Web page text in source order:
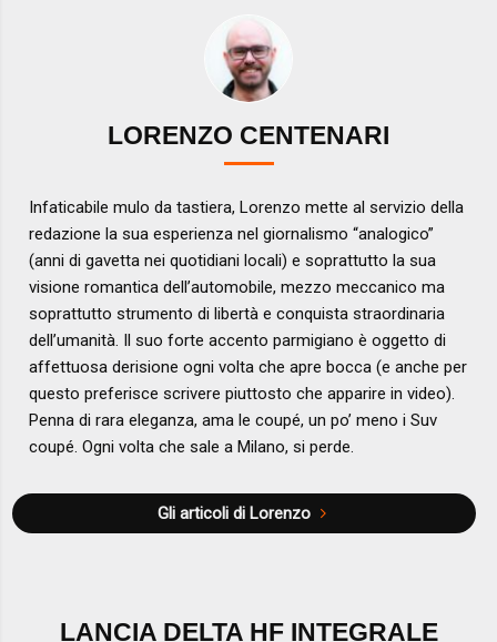
LORENZO CENTENARI
Infaticabile mulo da tastiera, Lorenzo mette al servizio della
redazione la sua esperienza nel giornalismo “analogico”
(anni di gavetta nei quotidiani locali) e soprattutto la sua
visione romantica dell’automobile, mezzo meccanico ma
soprattutto strumento di libertà e conquista straordinaria
dell’umanità. Il suo forte accento parmigiano è oggetto di
affettuosa derisione ogni volta che apre bocca (e anche per
questo preferisce scrivere piuttosto che apparire in video).
Penna di rara eleganza, ama le coupé, un po’ meno i Suv
coupé. Ogni volta che sale a Milano, si perde.
Gli articoli di Lorenzo
LANCIA DELTA HF INTEGRALE